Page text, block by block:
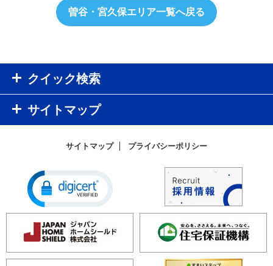
曽谷・宮久保エリア一覧へ戻る
クイック検索
サイトマップ
サイトマップ プライバシーポリシー